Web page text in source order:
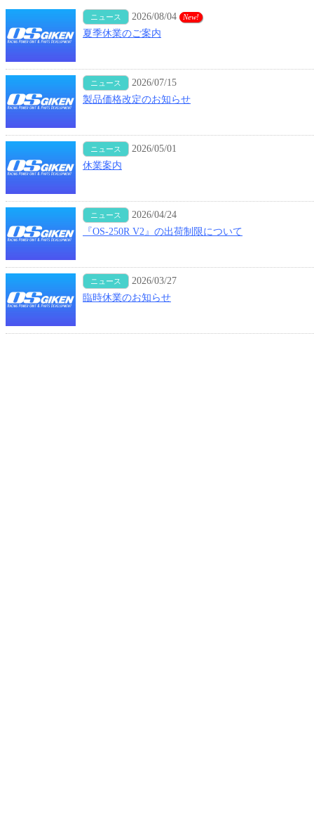
ニュース 2026/08/04 New!
夏季休業のご案内
ニュース
2026/07/15
製品価格改定のお知らせ
ニュース
2026/05/01
休業案内
ニュース
2026/04/24
『OS-250R V2』の出荷制限について
ニュース
2026/03/27
臨時休業のお知らせ